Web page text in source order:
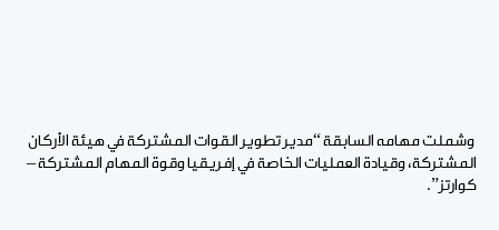
وشملت مهامه السابقة “مدير تطوير القوات المشتركة في هيئة الأركان
المشتركة، وقيادة العمليات الخاصة في إفريقيا وقوة المهام المشتركة –
كوارتز”.